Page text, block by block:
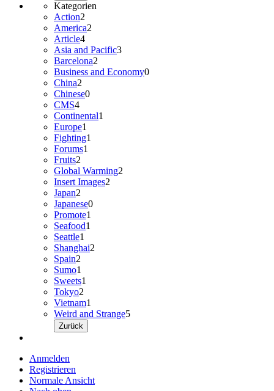
Kategorien
Action2
America2
Article4
Asia and Pacific3
Barcelona2
Business and Economy0
China2
Chinese0
CMS4
Continental1
Europe1
Fighting1
Forums1
Fruits2
Global Warming2
Insert Images2
Japan2
Japanese0
Promote1
Seafood1
Seattle1
Shanghai2
Spain2
Sumo1
Sweets1
Tokyo2
Vietnam1
Weird and Strange5
Zurück
Anmelden
Registrieren
Normale Ansicht